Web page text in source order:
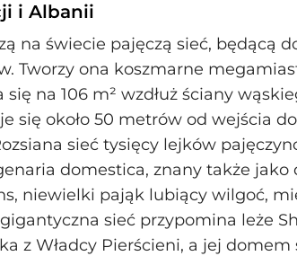
i Albanii
na świecie pajęczą sieć, będącą
Tworzy ona koszmarne
na 106 m² wzdłuż ściany
się około 50 metrów od wejścia
sieć tysięcy lejków
domestica, znany także jako
niewielki pająk lubiący wilgoć,
sieć przypomina leże
z Władcy Pierścieni, a jej domem